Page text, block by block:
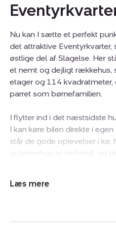
Nu kan I sætte et perfekt
det attraktive
østlige del af Slagelse. Her
et nemt og dejligt rækkehus,
etager og 114
parret som børnefamilien.
I flytter ind i det næstsidste
I kan køre bilen direkte i
står de gode oplevelser i kø,
gulstenshus er velholdt, og
nyde eftermiddags- og
Herfra kan I bevæge jer